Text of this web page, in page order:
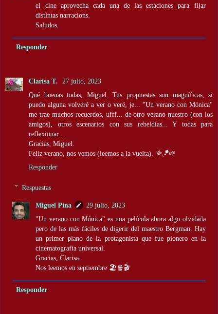
el cine aprovecha cada una de las estaciones para fijar
distintas narracions.
Saludos.
Responder
Clarisa T.
27 julio, 2023
Qué buenas todas, Miguel. Tus propuestas son magníficas, si
puedo alguna volveré a ver o veré, je... "Un verano con Mónica"
me trae muchos recuerdos, ufff... de otro verano nuestro (con los
amigos), otros escenarios con sus rebeldías... Y todas para
reflexionar...
Gracias, Miguel.
Feliz verano, nos vemos (leemos a la vuelta). 🌞🪁🌱
Responder
Respuestas
Miguel Pina
29 julio, 2023
"Un verano con Mónica" es una película ahora algo olvidada
pero de las más fáciles de digerir del maestro Bergman. Hay
un primer plano de la protagonista que fue pionero en la
cinematografía universal.
Gracias, Clarisa.
Nos leemos en septiembre 🏖️🍿🎬
Responder